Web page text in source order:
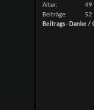
Alter
49
Beiträge
52
Beitrags - Danke /